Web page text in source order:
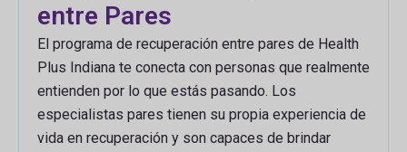
entre Pares
El programa de recuperación entre pares de Health
Plus Indiana te conecta con personas que realmente
entienden por lo que estás pasando. Los
especialistas pares tienen su propia experiencia de
vida en recuperación y son capaces de brindar